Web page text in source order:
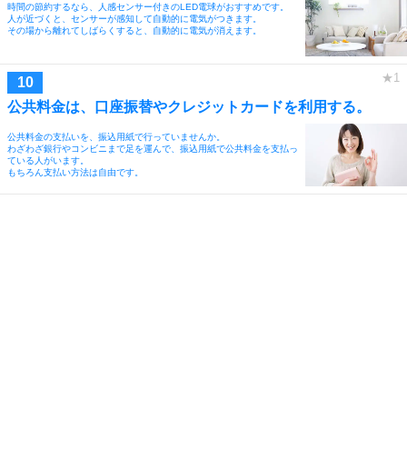
時間の節約するなら、人感センサー付きのLED電球がおすすめです。
人が近づくと、センサーが感知して自動的に電気がつきます。
その場から離れてしばらくすると、自動的に電気が消えます。
公共料金は、口座振替やクレジットカードを利用する。
公共料金の支払いを、振込用紙で行っていませんか。
わざわざ銀行やコンビニまで足を運んで、振込用紙で公共料金を支払っ
ている人がいます。
もちろん支払い方法は自由です。